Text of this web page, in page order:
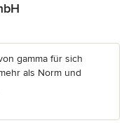
5 Sternen
gamma für sich
als Norm und